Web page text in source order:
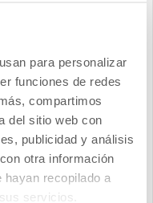
para personalizar
funciones de redes
compartimos
del sitio web con
publicidad y análisis
otra información
recopilado a
servicios.
significativos. Las
vieron abrumadas
de las reclamaciones.
la empresa,
un sistema más ágil
estratégica de